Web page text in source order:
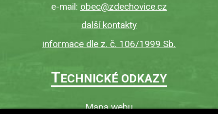
e-mail: obec@zdechovice.cz
další kontakty
informace dle z. č. 106/1999 Sb.
TECHNICKÉ ODKAZY
Mapa webu